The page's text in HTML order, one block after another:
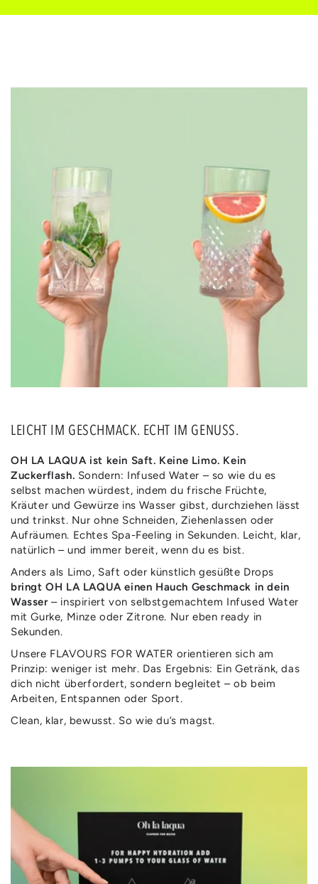
LEICHT IM GESCHMACK. ECHT IM GENUSS.
OH LA LAQUA ist kein Saft. Keine Limo. Kein
Zuckerflash. Sondern: Infused Water – so wie du es
selbst machen würdest, indem du frische Früchte,
Kräuter und Gewürze ins Wasser gibst, durchziehen lässt
und trinkst. Nur ohne Schneiden, Ziehenlassen oder
Aufräumen. Echtes Spa-Feeling in Sekunden. Leicht, klar,
natürlich – und immer bereit, wenn du es bist.
Anders als Limo, Saft oder künstlich gesüßte Drops
bringt OH LA LAQUA einen Hauch Geschmack in dein
Wasser– inspiriert von selbstgemachtem Infused Water
mit Gurke, Minze oder Zitrone. Nur eben ready in
Sekunden.
Unsere FLAVOURS FOR WATER orientieren sich am
Prinzip: weniger ist mehr. Das Ergebnis: Ein Getränk, das
dich nicht überfordert, sondern begleitet – ob beim
Arbeiten, Entspannen oder Sport.
Clean, klar, bewusst. So wie du’s magst.